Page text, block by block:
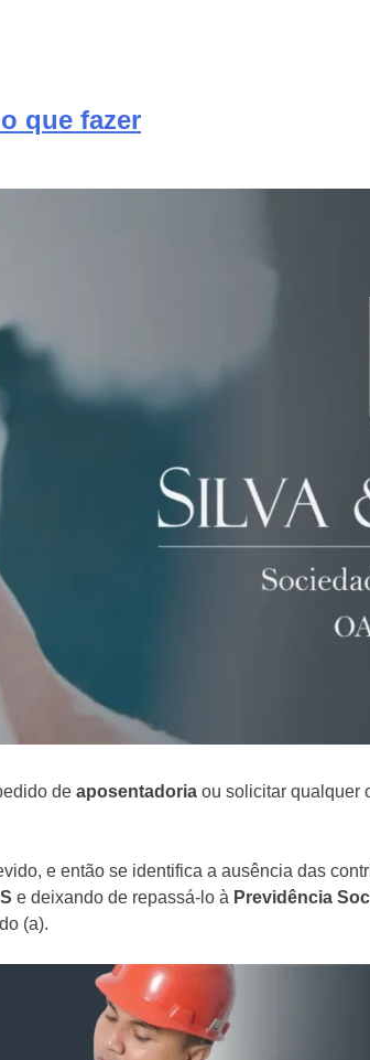
que fazer
de aposentadoria ou solicitar qualquer
e então se identifica a ausência das
e deixando de repassá-lo à Previdência
(a).